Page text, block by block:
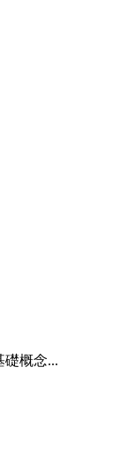
礎概念...